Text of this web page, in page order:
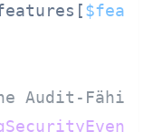
Audit-